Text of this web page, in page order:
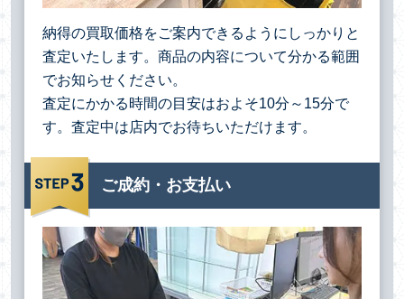
納得の買取価格をご案内できるようにしっかりと
査定いたします。商品の内容について分かる範囲
でお知らせください。
査定にかかる時間の目安はおよそ10分～15分で
す。査定中は店内でお待ちいただけます。
ご成約・お支払い